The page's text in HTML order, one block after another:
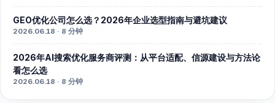
GEO优化公司怎么选？2026年企业选型指南与避坑建议
2026.06.18 · 8 分钟
2026年AI搜索优化服务商评测：从平台适配、信源建设与方法论
看怎么选
2026.06.18 · 8 分钟